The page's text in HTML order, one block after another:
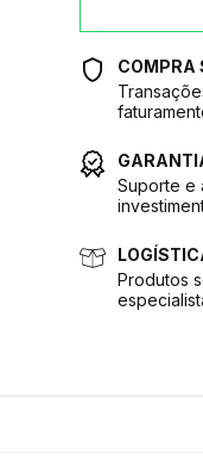
COMPRA
Suporte e
Produtos